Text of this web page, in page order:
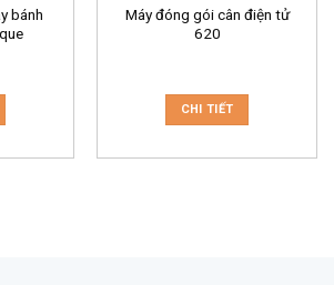
bánh
Máy đóng gói cân điện tử
620
CHI TIẾT